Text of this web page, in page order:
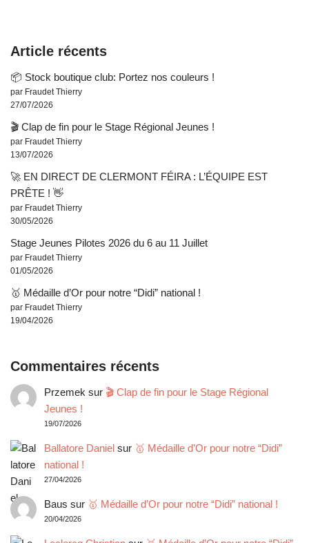
Article récents
📦 Stock boutique club: Portez nos couleurs !
par Fraudet Thierry
27/07/2026
🎬 Clap de fin pour le Stage Régional Jeunes !
par Fraudet Thierry
13/07/2026
🚀 EN DIRECT DE CLERMONT FÉIRA : L’ÉQUIPE EST
PRÊTE ! 👋
par Fraudet Thierry
30/05/2026
Stage Jeunes Pilotes 2026 du 6 au 11 Juillet
par Fraudet Thierry
01/05/2026
🥇 Médaille d’Or pour notre “Didi” national !
par Fraudet Thierry
19/04/2026
Commentaires récents
Przemek sur 🎬 Clap de fin pour le Stage Régional
Jeunes !
19/07/2026
Ballatore Danielsur 🥇 Médaille d’Or pour notre “Didi”
national !
27/04/2026
Baus sur 🥇 Médaille d’Or pour notre “Didi” national !
20/04/2026